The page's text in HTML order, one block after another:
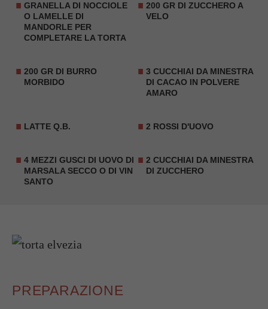
GRANELLA DI NOCCIOLE
O LAMELLE DI
MANDORLE PER
COMPLETARE LA TORTA
200 GR DI ZUCCHERO A
VELO
200 GR DI BURRO
MORBIDO
3 CUCCHIAI DA MINESTRA
DI CACAO IN POLVERE
AMARO
LATTE Q.B. 2 ROSSI D'UOVO
4 MEZZI GUSCI DI UOVO DI
MARSALA SECCO O DI VIN
SANTO
2 CUCCHIAI DA MINESTRA
DI ZUCCHERO
PREPARAZIONE